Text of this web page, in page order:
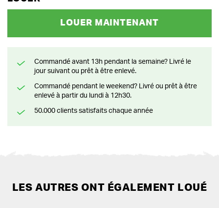
LOUER MAINTENANT
Commandé avant 13h pendant la semaine? Livré le
jour suivant ou prêt à être enlevé.
Commandé pendant le weekend? Livré ou prêt à être
enlevé à partir du lundi à 12h30.
50.000 clients satisfaits chaque année
LES AUTRES ONT ÉGALEMENT LOUÉ